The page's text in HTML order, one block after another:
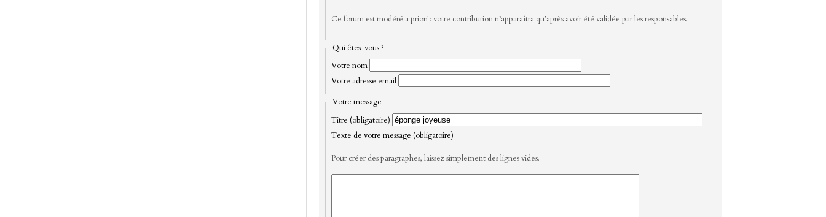
Ce forum est modéré a priori : votre contribution n’apparaîtra qu’après avoir été validée par les responsables.
Qui êtes-vous ?
Votre nom
Votre adresse email
Votre message
Titre (obligatoire)
Texte de votre message (obligatoire)
Pour créer des paragraphes, laissez simplement des lignes vides.